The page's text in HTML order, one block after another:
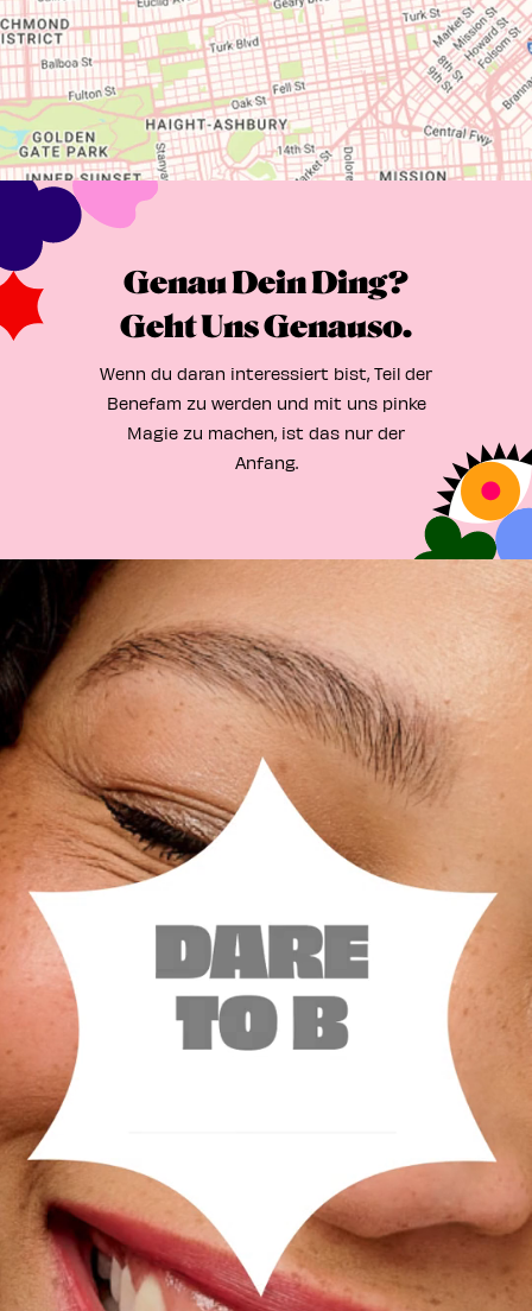
Genau Dein Ding?
Geht Uns Genauso.
Wenn du daran interessiert bist, Teil der
Benefam zu werden und mit uns pinke
Magie zu machen, ist das nur der
Anfang.